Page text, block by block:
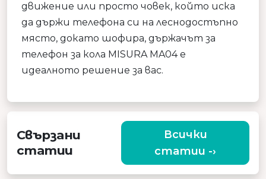
движение или просто човек, който иска
да държи телефона си на леснодостъпно
място, докато шофира, държачът за
телефон за кола MISURA MA04 е
идеалното решение за вас.
Свързани
статии
Всички
статии -›
ЗАЩО ДА ИЗБЕРЕТЕ КАЧЕСТВЕН
ВИБРИРАЩ МАСАЖОР?